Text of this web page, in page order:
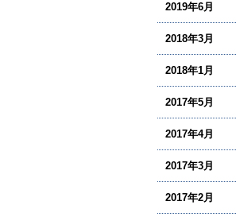
2019年6月
2018年3月
2018年1月
2017年5月
2017年4月
2017年3月
2017年2月